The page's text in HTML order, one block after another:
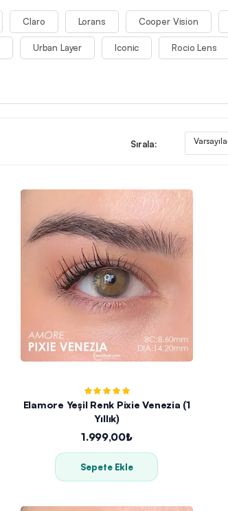
Claro Lorans Cooper Vision
Urban Layer Iconic Rocio Lens
Sırala:
Elamore Yeşil Renk Pixie Venezia (1
Yıllık)
1.999,00₺
Sepete Ekle